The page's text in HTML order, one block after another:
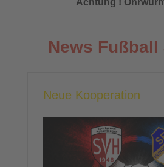
News Fußball
Neue Kooperation